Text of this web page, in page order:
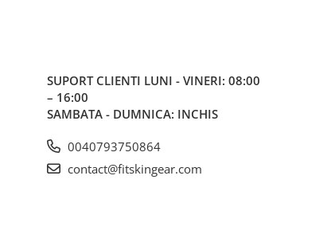
SUPORT CLIENTI LUNI - VINERI: 08:00
– 16:00
SAMBATA - DUMNICA: INCHIS
0040793750864
contact@fitskingear.com